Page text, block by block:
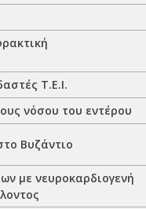
Τ.Ε.Ι.
νόσου του εντέρου
Βυζάντιο
με νευροκαρδιογενή